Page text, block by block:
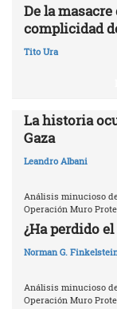
De la
complicidad
Tito Ura
La historia
Gaza
Leandro Albani
Análisis minucioso
Operación Muro
¿Ha perdido
Norman G.
Análisis minucioso
Operación Muro